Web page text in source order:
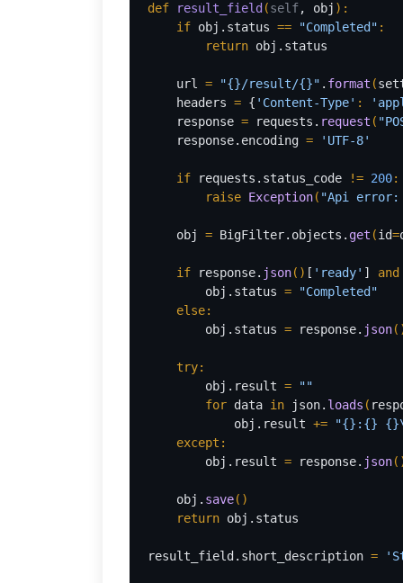
def result_field (self, obj ) :
    if
obj.status == "Completed" :
        return
obj.status
    url
= "{}/result/{}" . format (
headers = { 'Content-Type' :
    response
= requests. request (
response.encoding = 'UTF-8'
if requests.status_code != 200:
        raise
Exception( "Api
obj = BigFilter.objects. get (id=
if response. json() [ 'ready' ]
obj.status =
"Completed"
else:
obj.status = response. json
try:
obj.result =
""
for data in json. loads (
obj.result += "{}:{} {}
except:
obj.result = response. json
    obj.
save()
return obj.status
result_field.short_description =